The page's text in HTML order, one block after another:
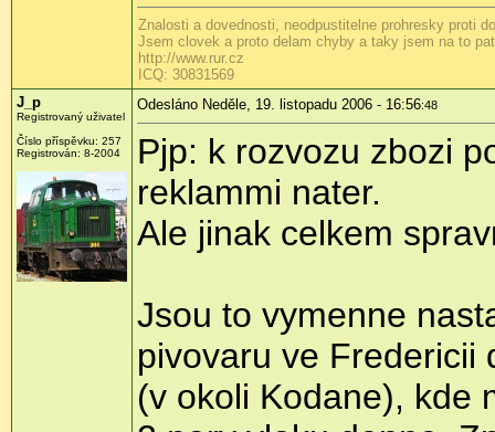
Znalosti a dovednosti, neodpustitelne prohresky proti
Jsem clovek a proto delam chyby a taky jsem na to
http://www.rur.cz
ICQ: 30831569
J_p
Registrovaný uživatel
Číslo příspěvku: 257
Registrován: 8-2004
Odesláno Neděle, 19. listopadu 2006 - 16:56:48
Pjp: k rozvozu zbozi
reklammi nater.
Ale jinak celkem
Jsou to vymenne
pivovaru ve Fredericii
(v okoli Kodane), kde